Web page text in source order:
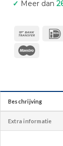
✓ Meer dan
Beschrijving
Extra informatie